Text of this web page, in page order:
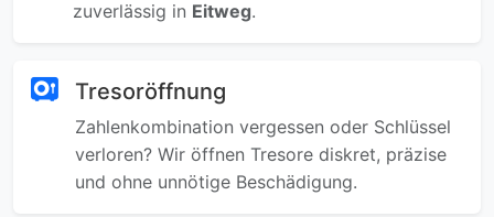
zuverlässig in Eitweg.
Tresoröffnung
Zahlenkombination vergessen oder Schlüssel
verloren? Wir öffnen Tresore diskret, präzise
und ohne unnötige Beschädigung.